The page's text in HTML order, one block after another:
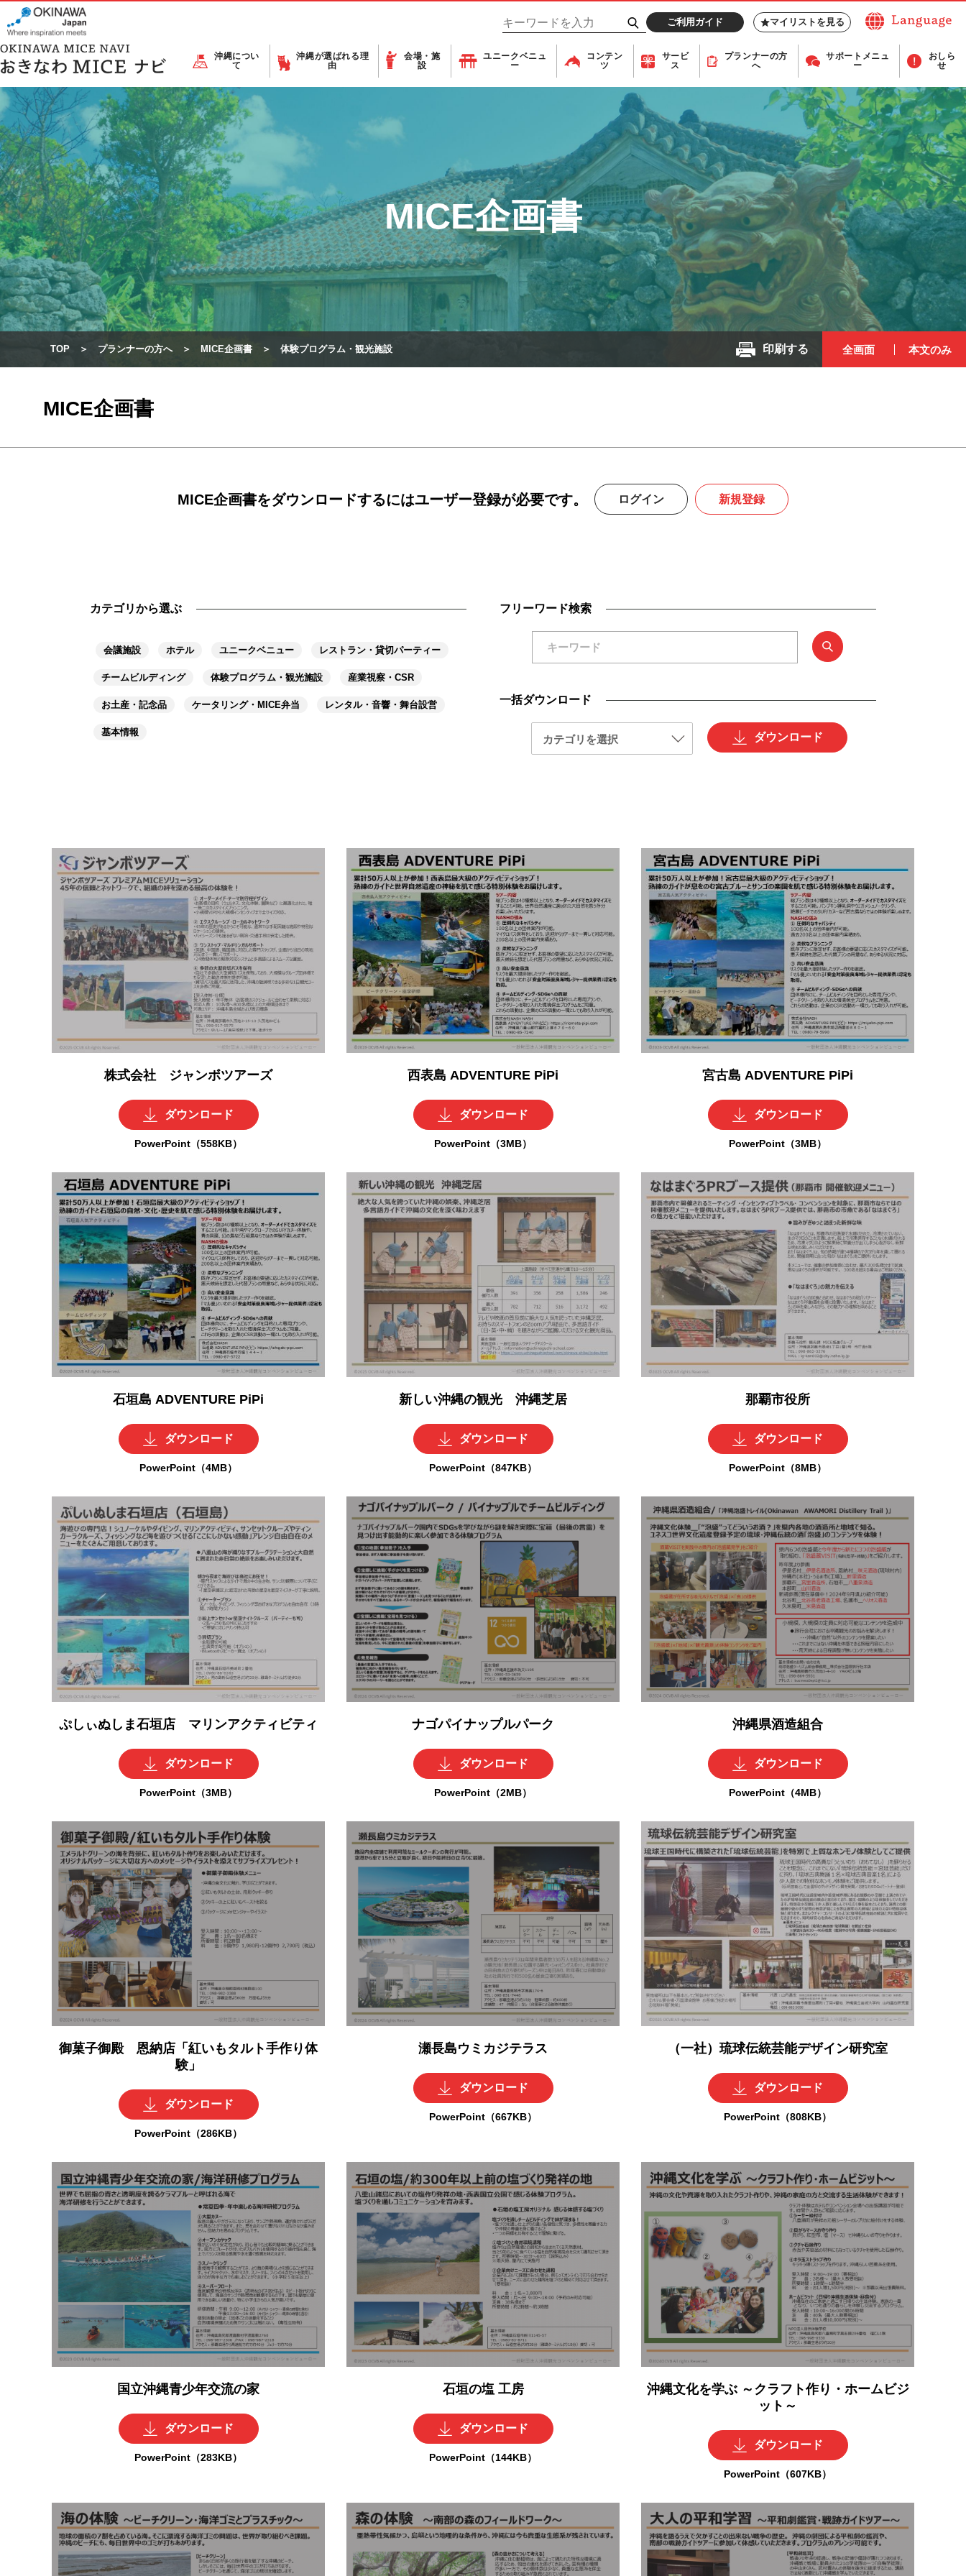
ご利用ガイド マイリストを見る
沖縄につい
て
沖縄が選ばれる理
由
会場・施
設
ユニークベニュ
ー
コンテン
ツ
サービ
ス
プランナーの方
へ
サポート メニュ
ー
おしら
せ
MICE企画書
TOP プランナーの方へ MICE企画書 体験プログラム・観光施設 印刷する 全画面 本文のみ
MICE企画書
MICE企画書をダウンロードするにはユーザー登録が必要です。 ログイン 新規登録
カテゴリから選ぶ
会議施設 ホテル ユニークベニュー レストラン・貸切パーティー
チームビルディング 体験プログラム・観光施設 産業視察・CSR
お土産・記念品 ケータリング・MICE弁当 レンタル・音響・舞台設営
基本情報
フリーワード検索
一括ダウンロード
ダウンロード
株式会社 ジャンボツアーズ
ダウンロード
PowerPoint（558KB）
西表島 ADVENTURE PiPi
ダウンロード
PowerPoint（3MB）
宮古島 ADVENTURE PiPi
ダウンロード
PowerPoint（3MB）
石垣島 ADVENTURE PiPi
ダウンロード
PowerPoint（4MB）
新しい沖縄の観光 沖縄芝居
ダウンロード
PowerPoint（847KB）
那覇市役所
ダウンロード
PowerPoint（8MB）
ぷしぃぬしま石垣店 マリンアクティビティ
ダウンロード
PowerPoint（3MB）
ナゴパイナップルパーク
ダウンロード
PowerPoint（2MB）
沖縄県酒造組合
ダウンロード
PowerPoint（4MB）
御菓子御殿 恩納店「紅いもタルト手作り体
験」
ダウンロード
PowerPoint（286KB）
瀬長島ウミカジテラス
ダウンロード
PowerPoint（667KB）
（一社）琉球伝統芸能デザイン研究室
ダウンロード
PowerPoint（808KB）
国立沖縄青少年交流の家
ダウンロード
PowerPoint（283KB）
石垣の塩 工房
ダウンロード
PowerPoint（144KB）
沖縄文化を学ぶ ～クラフト作り・ホームビジ
ット～
ダウンロード
PowerPoint（607KB）